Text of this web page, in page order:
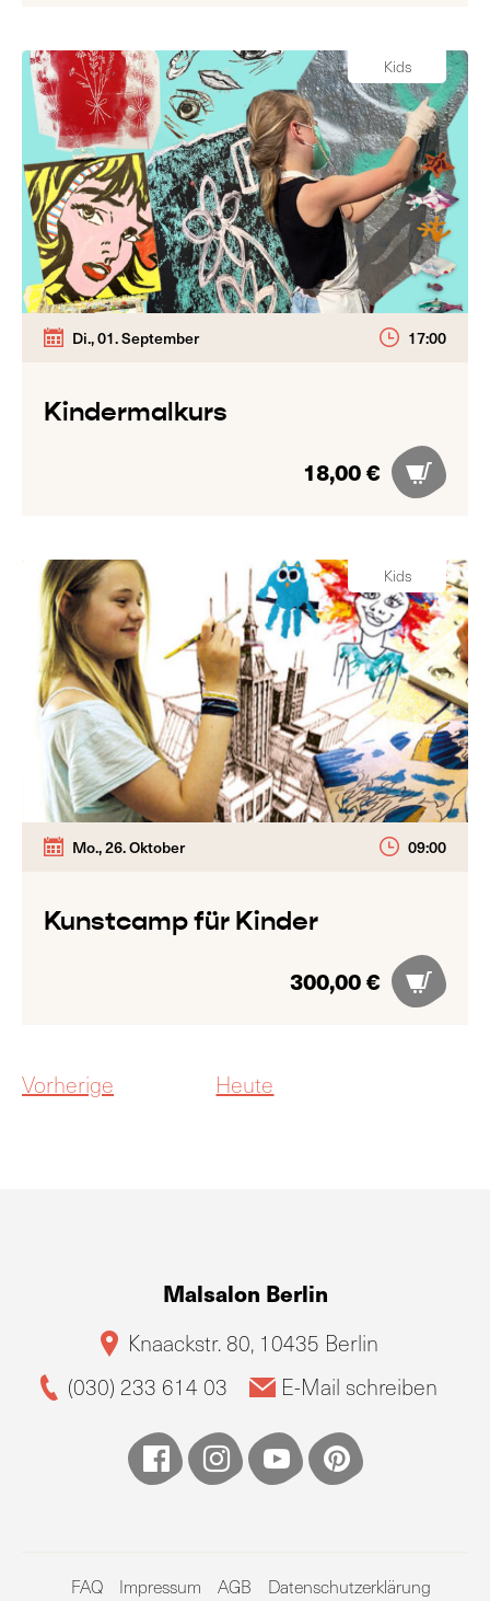
Kids
Di., 01. September 17:00
Kindermalkurs
18,00 €
Kids
Mo., 26. Oktober 09:00
Kunstcamp für Kinder
300,00 €
Vorherige Veranstaltungen
Heute
Malsalon Berlin
Knaackstr. 80, 10435 Berlin
(030) 233 614 03
E-Mail schreiben
FAQ Impressum AGB Datenschutzerklärung